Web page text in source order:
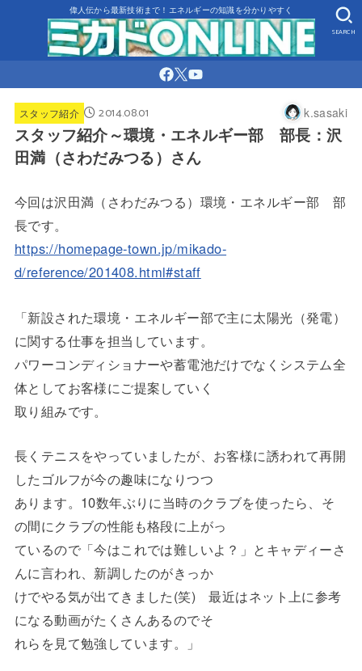
偉人伝から最新技術まで！エネルギーの知識を分かりやすく
SEARCH
スタッフ紹介 2014.08.01 k.sasaki
スタッフ紹介～環境・エネルギー部 部長：沢
田満（さわだみつる）さん
今回は沢田満（さわだみつる）環境・エネルギー部 部
長です。
https://homepage-town.jp/mikado-
d/reference/201408.html#staff
「新設された環境・エネルギー部で主に太陽光（発電）
に関する仕事を担当しています。
パワーコンディショナーや蓄電池だけでなくシステム全
体としてお客様にご提案していく
取り組みです。
長くテニスをやっていましたが、お客様に誘われて再開
したゴルフが今の趣味になりつつ
あります。10数年ぶりに当時のクラブを使ったら、そ
の間にクラブの性能も格段に上がっ
ているので「今はこれでは難しいよ？」とキャディーさ
んに言われ、新調したのがきっか
けでやる気が出てきました(笑) 最近はネット上に参考
になる動画がたくさんあるのでそ
れらを見て勉強しています。」